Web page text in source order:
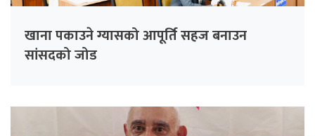
खाना पकाउने ग्यासको आपूर्ति सहज बनाउन
सांसदको जोड